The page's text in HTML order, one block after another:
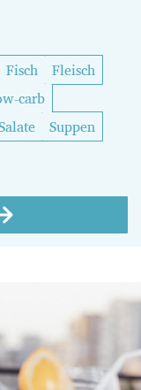
Fisch
Fleisch
carb
Suppen